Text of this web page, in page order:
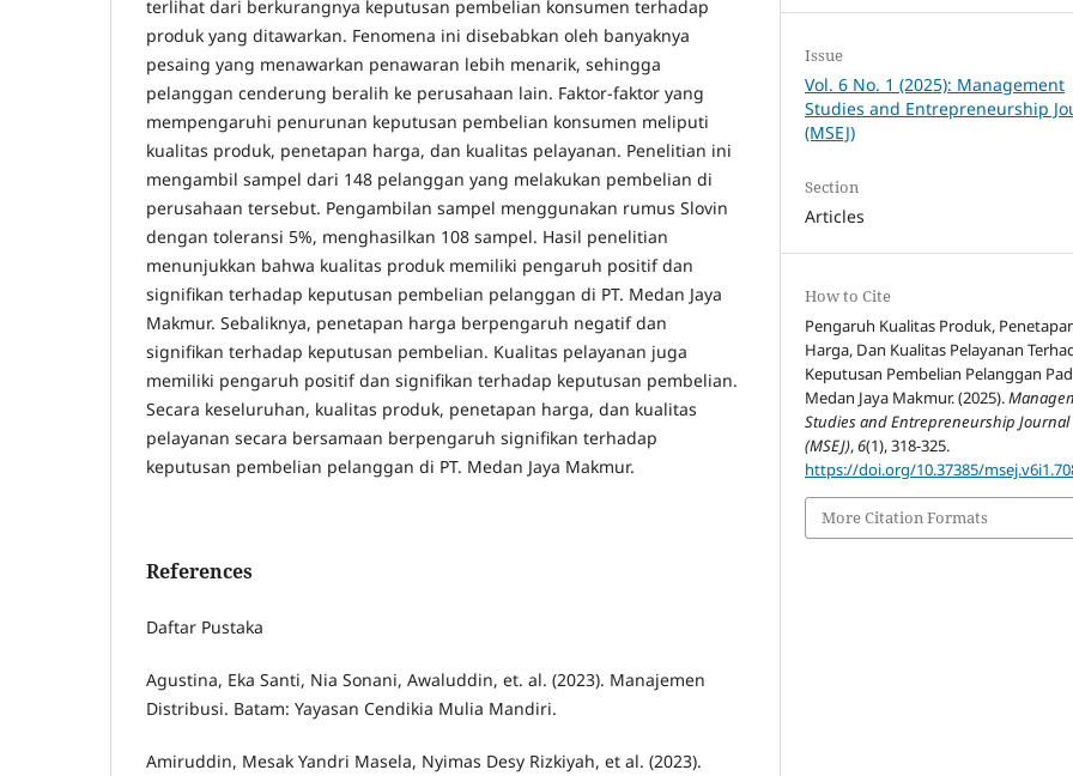
terlihat dari berkurangnya keputusan pembelian konsumen terhadap
produk yang ditawarkan. Fenomena ini disebabkan oleh banyaknya
pesaing yang menawarkan penawaran lebih menarik, sehingga
pelanggan cenderung beralih ke perusahaan lain. Faktor-faktor yang
mempengaruhi penurunan keputusan pembelian konsumen meliputi
kualitas produk, penetapan harga, dan kualitas pelayanan. Penelitian ini
mengambil sampel dari 148 pelanggan yang melakukan pembelian di
perusahaan tersebut. Pengambilan sampel menggunakan rumus Slovin
dengan toleransi 5%, menghasilkan 108 sampel. Hasil penelitian
menunjukkan bahwa kualitas produk memiliki pengaruh positif dan
signifikan terhadap keputusan pembelian pelanggan di PT. Medan Jaya
Makmur. Sebaliknya, penetapan harga berpengaruh negatif dan
signifikan terhadap keputusan pembelian. Kualitas pelayanan juga
memiliki pengaruh positif dan signifikan terhadap keputusan pembelian.
Secara keseluruhan, kualitas produk, penetapan harga, dan kualitas
pelayanan secara bersamaan berpengaruh signifikan terhadap
keputusan pembelian pelanggan di PT. Medan Jaya Makmur.
References
Daftar Pustaka
Agustina, Eka Santi, Nia Sonani, Awaluddin, et. al. (2023). Manajemen
Distribusi. Batam: Yayasan Cendikia Mulia Mandiri.
Amiruddin, Mesak Yandri Masela, Nyimas Desy Rizkiyah, et al. (2023).
Issue
Vol. 6 No. 1 (2025): Management
Studies and Entrepreneurship
(MSEJ)
Section
Articles
How to Cite
Pengaruh Kualitas Produk,
Harga, Dan Kualitas Pelayanan
Keputusan Pembelian Pelanggan
Medan Jaya Makmur. (2025).
Studies and Entrepreneurship Journal
(MSEJ),6(1), 318-325.
https://doi.org/10.37385/
More Citation Formats